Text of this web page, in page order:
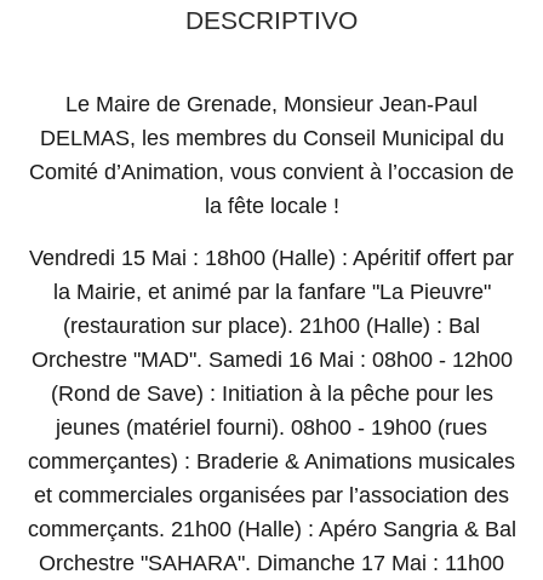
DESCRIPTIVO
Le Maire de Grenade, Monsieur Jean-Paul
DELMAS, les membres du Conseil Municipal du
Comité d’Animation, vous convient à l’occasion de
la fête locale !
Vendredi 15 Mai : 18h00 (Halle) : Apéritif offert par
la Mairie, et animé par la fanfare "La Pieuvre"
(restauration sur place). 21h00 (Halle) : Bal
Orchestre "MAD". Samedi 16 Mai : 08h00 - 12h00
(Rond de Save) : Initiation à la pêche pour les
jeunes (matériel fourni). 08h00 - 19h00 (rues
commerçantes) : Braderie & Animations musicales
et commerciales organisées par l’association des
commerçants. 21h00 (Halle) : Apéro Sangria & Bal
Orchestre "SAHARA". Dimanche 17 Mai : 11h00